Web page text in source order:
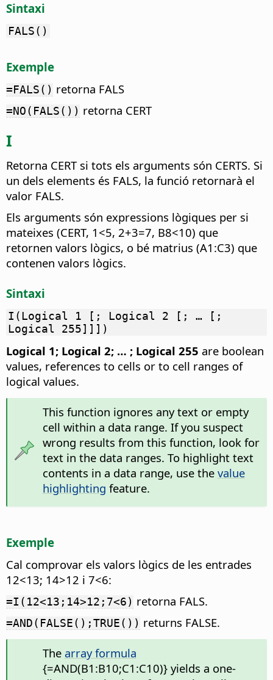
Sintaxi
FALS()
Exemple
=FALS() retorna FALS
=NO(FALS()) retorna CERT
I
Retorna CERT si tots els arguments són CERTS. Si
un dels elements és FALS, la funció retornarà el
valor FALS.
Els arguments són expressions lògiques per si
mateixes (CERT, 1<5, 2+3=7, B8<10) que
retornen valors lògics, o bé matrius (A1:C3) que
contenen valors lògics.
Sintaxi
I(Logical 1 [; Logical 2 [; … [;
Logical 255]]])
Logical 1; Logical 2; … ; Logical 255 are boolean
values, references to cells or to cell ranges of
logical values.
This function ignores any text or empty
cell within a data range. If you suspect
wrong results from this function, look for
text in the data ranges. To highlight text
contents in a data range, use the value
highlighting feature.
Exemple
Cal comprovar els valors lògics de les entrades
12<13; 14>12 i 7<6:
=I(12<13;14>12;7<6) retorna FALS.
=AND(FALSE();TRUE()) returns FALSE.
The array formula
{=AND(B1:B10;C1:C10)} yields a one-